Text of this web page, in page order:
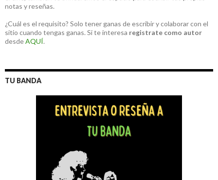
notas y reseñas.
¿Cuál es el requisito? Solo tener ganas de escribir y colaborar con el
sitio cuando tengas ganas. Si te interesa registrate como autor
desdeAQUÍ.
TU BANDA